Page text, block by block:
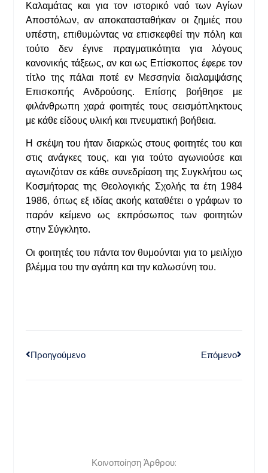
Καλαμάτας και για τον ιστορικό ναό των Αγίων
Αποστόλων, αν αποκατασταθήκαν οι ζημιές που
υπέστη, επιθυμώντας να επισκεφθεί την πόλη και
τούτο δεν έγινε πραγματικότητα για λόγους
κανονικής τάξεως, αν και ως Επίσκοπος έφερε τον
τίτλο της πάλαι ποτέ εν Μεσσηνία διαλαμψάσης
Επισκοπής Ανδρούσης. Επίσης βοήθησε με
φιλάνθρωπη χαρά φοιτητές τους σεισμόπληκτους
με κάθε είδους υλική και πνευματική βοήθεια.
Η σκέψη του ήταν διαρκώς στους φοιτητές του και
στις ανάγκες τους, και για τούτο αγωνιούσε και
αγωνιζόταν σε κάθε συνεδρίαση της Συγκλήτου ως
Κοσμήτορας της Θεολογικής Σχολής τα έτη 1984
1986, όπως εξ ιδίας ακοής καταθέτει ο γράφων το
παρόν κείμενο ως εκπρόσωπος των φοιτητών
στην Σύγκλητο.
Οι φοιτητές του πάντα τον θυμούνται για το μειλίχιο
βλέμμα του την αγάπη και την καλωσύνη του.
Προηγούμενο Επόμενο
Κοινοποίηση Άρθρου: